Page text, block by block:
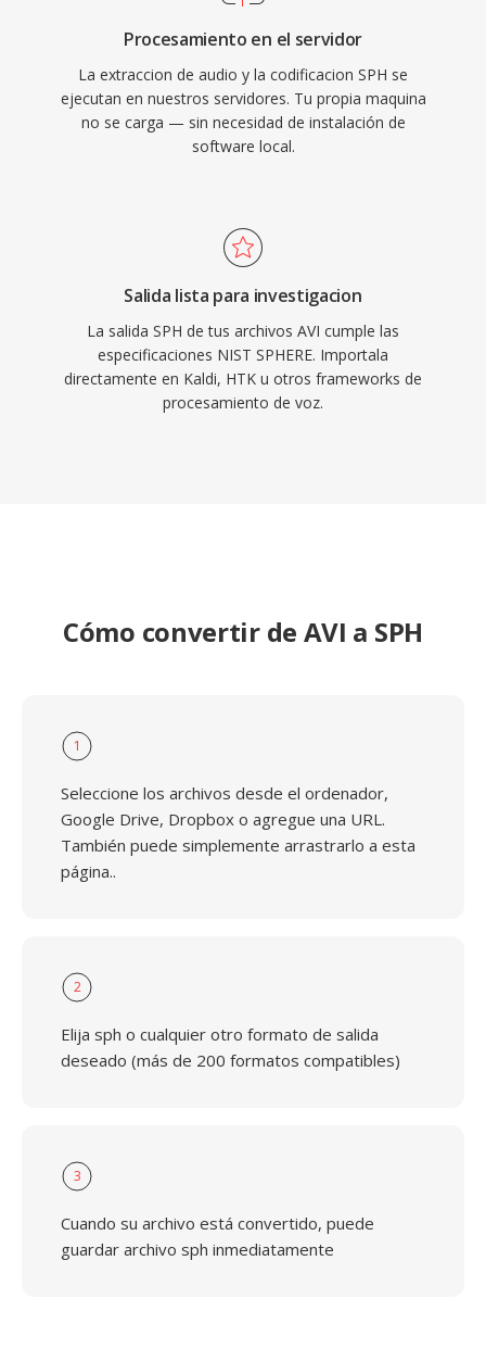
Procesamiento en el servidor
La extraccion de audio y la codificacion SPH se
ejecutan en nuestros servidores. Tu propia maquina
no se carga — sin necesidad de instalación de
software local.
Salida lista para investigacion
La salida SPH de tus archivos AVI cumple las
especificaciones NIST SPHERE. Importala
directamente en Kaldi, HTK u otros frameworks de
procesamiento de voz.
Cómo convertir de AVI a SPH
1
Seleccione los archivos desde el ordenador,
Google Drive, Dropbox o agregue una URL.
También puede simplemente arrastrarlo a esta
página..
2
Elija sph o cualquier otro formato de salida
deseado (más de 200 formatos compatibles)
3
Cuando su archivo está convertido, puede
guardar archivo sph inmediatamente